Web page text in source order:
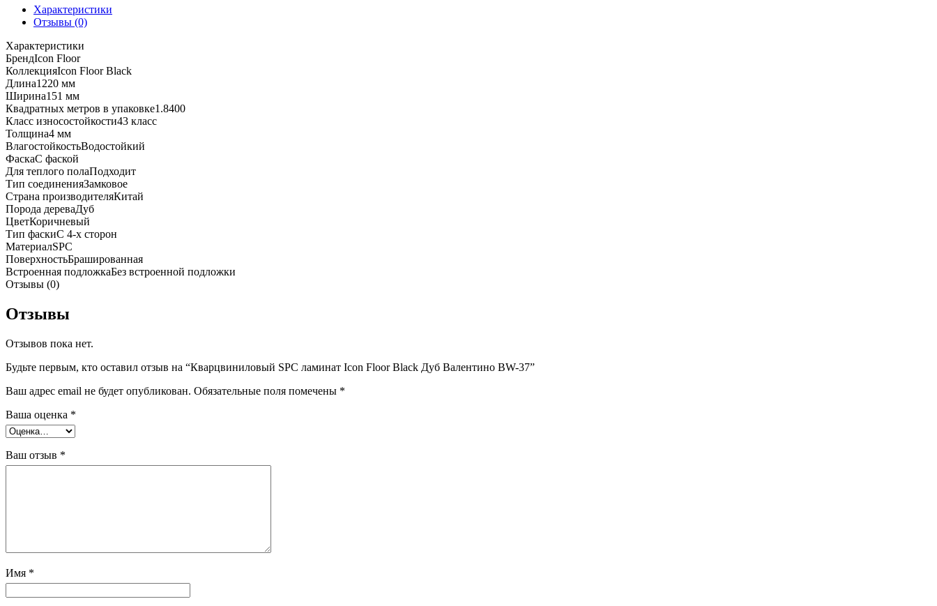
Характеристики
Отзывы (0)
Характеристики
БрендIcon Floor
КоллекцияIcon Floor Black
Длина1220 мм
Ширина151 мм
Квадратных метров в упаковке1.8400
Класс износостойкости43 класс
Толщина4 мм
ВлагостойкостьВодостойкий
ФаскаС фаской
Для теплого полаПодходит
Тип соединенияЗамковое
Страна производителяКитай
Порода дереваДуб
ЦветКоричневый
Тип фаскиС 4-х сторон
МатериалSPC
ПоверхностьБрашированная
Встроенная подложкаБез встроенной подложки
Отзывы (0)
Отзывы
Отзывов пока нет.
Будьте первым, кто оставил отзыв на “Кварцвиниловый SPC ламинат Icon Floor Black Дуб Валентино BW-37”
Ваш адрес email не будет опубликован. Обязательные поля помечены *
Ваша оценка *
Ваш отзыв *
Имя *